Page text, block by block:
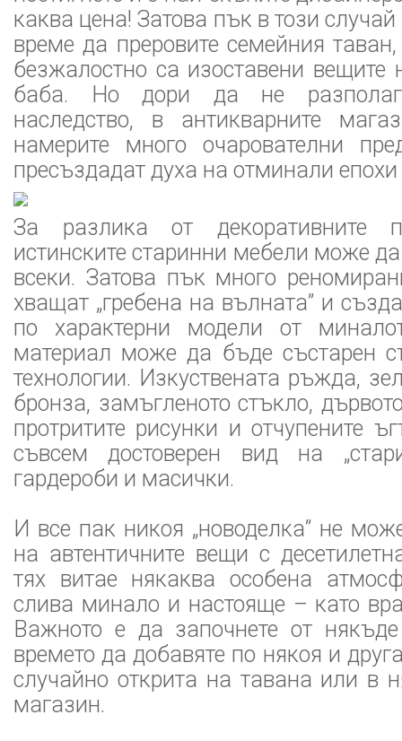
каква цена! Затова пък в този
време да преровите семейния
безжалостно са изоставени
баба. Но дори да не
наследство, в антикварните
намерите много очарователни
пресъздадат духа на отминали
За разлика от декоративните
истинските старинни мебели може
всеки. Затова пък много
хващат „гребена на вълната” и
по характерни модели от
материал може да бъде състарен
технологии. Изкуствената ръжда,
бронза, замъгленото стъкло,
протритите рисунки и отчупените
съвсем достоверен вид на
гардероби и масички.
И все пак никоя „новоделка” не
на автентичните вещи с
тях витае някаква особена
слива минало и настояще – като
Важното е да започнете от
времето да добавяте по някоя и
случайно открита на тавана или в
магазин.